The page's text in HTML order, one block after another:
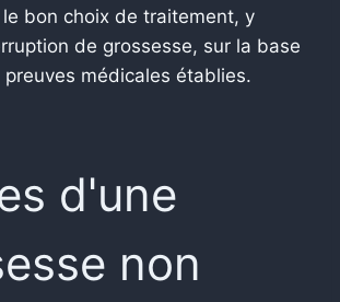
bon choix de traitement, y
de grossesse, sur la base
médicales établies.
d'une
non